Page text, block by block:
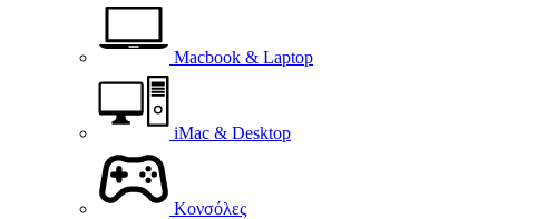
Macbook & Laptop
iMac & Desktop
Κονσόλες